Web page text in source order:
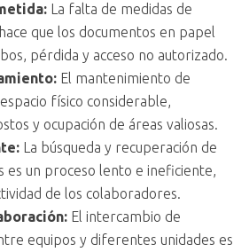
La falta de medidas de
que los documentos en papel
pérdida y acceso no autorizado.
El mantenimiento de
físico considerable,
y ocupación de áreas valiosas.
La búsqueda y recuperación de
es un proceso lento e ineficiente,
de los colaboradores.
El intercambio de
equipos y diferentes unidades es